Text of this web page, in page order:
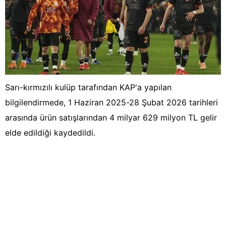
Sarı-kırmızılı kulüp tarafından KAP'a yapılan
bilgilendirmede, 1 Haziran 2025-28 Şubat 2026 tarihleri
arasında ürün satışlarından 4 milyar 629 milyon TL gelir
elde edildiği kaydedildi.